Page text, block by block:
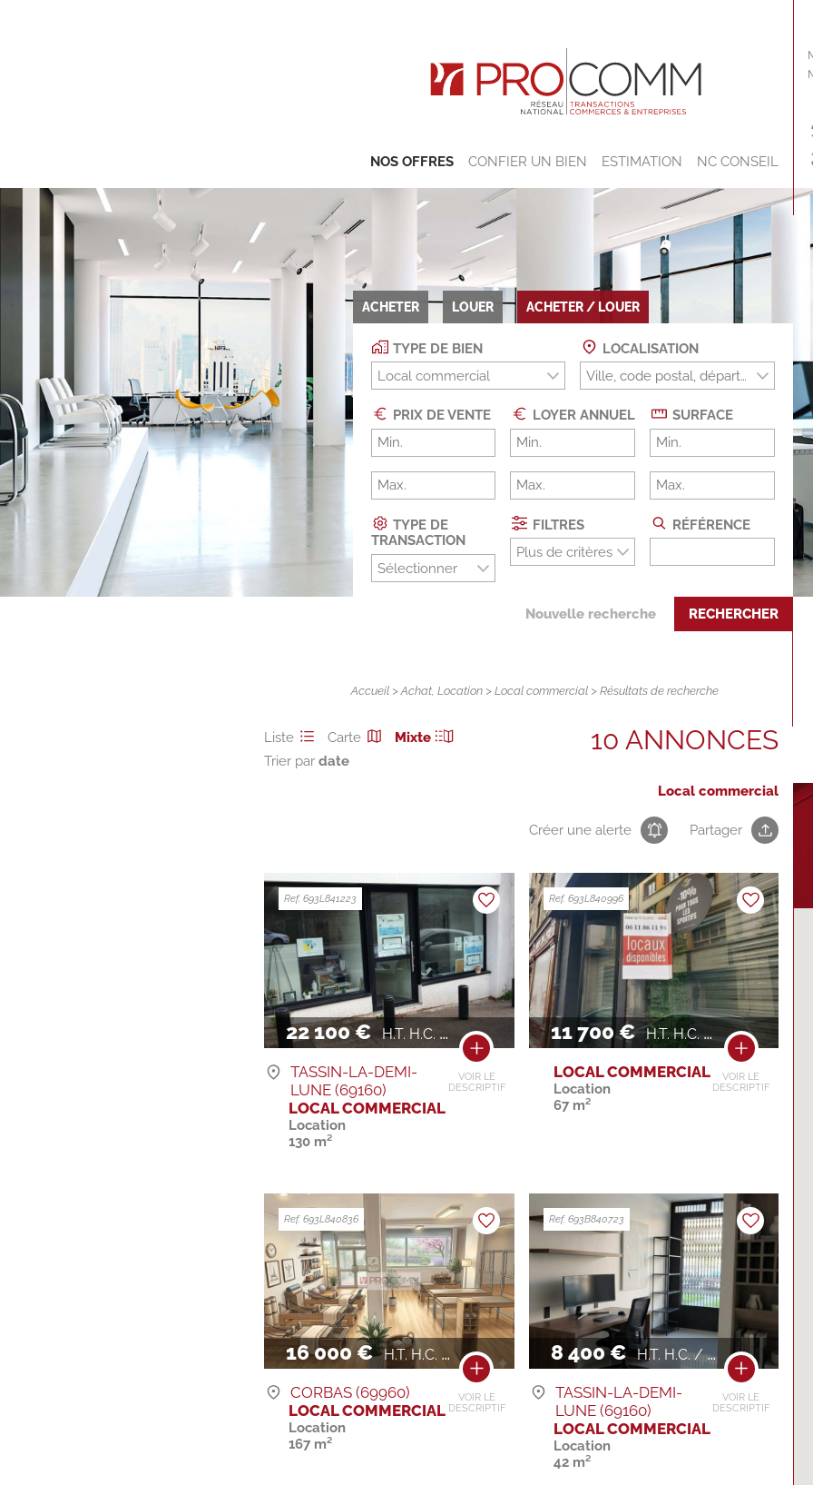
NOS OFFRES CONFIER UN BIEN ESTIMATION NC CONSEIL
ACHETER LOUER ACHETER / LOUER
TYPE DE BIEN
Local commercial
LOCALISATION
PRIX DE VENTE LOYER ANNUEL SURFACE
TYPE DE
TRANSACTION
Sélectionner
FILTRES
Plus de critères
RÉFÉRENCE
Nouvelle recherche RECHERCHER
Accueil >Achat,Location >Local commercial > Résultats de recherche
Liste Carte
Mixte
Trier par
10 ANNONCES
Local commercial
Créer une alerte Partager
22 100 € H.T. H.C. / AN
VOIR LE
DESCRIPTIF
Ref. 693L841223
TASSIN-LA-DEMI-
LUNE (69160)
LOCAL COMMERCIAL
Location
130 m²
11 700 € H.T. H.C. / AN
VOIR LE
DESCRIPTIF
Ref. 693L840996
LOCAL COMMERCIAL
Location
67 m²
16 000 € H.T. H.C. / AN
VOIR LE
DESCRIPTIF
Ref. 693L840836
CORBAS (69960)
LOCAL COMMERCIAL
Location
167 m²
8 400 € H.T. H.C. / AN
VOIR LE
DESCRIPTIF
Ref. 693B840723
TASSIN-LA-DEMI-
LUNE (69160)
LOCAL COMMERCIAL
Location
42 m²